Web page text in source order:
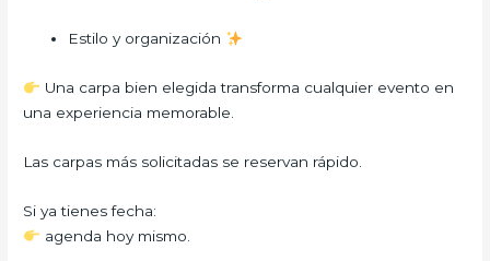
Estilo y organización
Una carpa bien elegida transforma cualquier evento en
una experiencia memorable.
Las carpas más solicitadas se reservan rápido.
Si ya tienes fecha:
agenda hoy mismo.